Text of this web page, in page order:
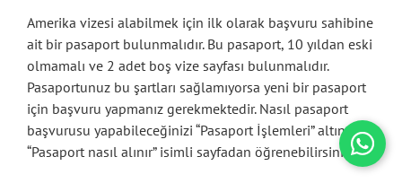
Amerika vizesi alabilmek için ilk olarak başvuru sahibine
ait bir pasaport bulunmalıdır. Bu pasaport, 10 yıldan eski
olmamalı ve 2 adet boş vize sayfası bulunmalıdır.
Pasaportunuz bu şartları sağlamıyorsa yeni bir pasaport
için başvuru yapmanız gerekmektedir. Nasıl pasaport
başvurusu yapabileceğinizi “Pasaport İşlemleri” altındaki
“Pasaport nasıl alınır” isimli sayfadan öğrenebilirsiniz.